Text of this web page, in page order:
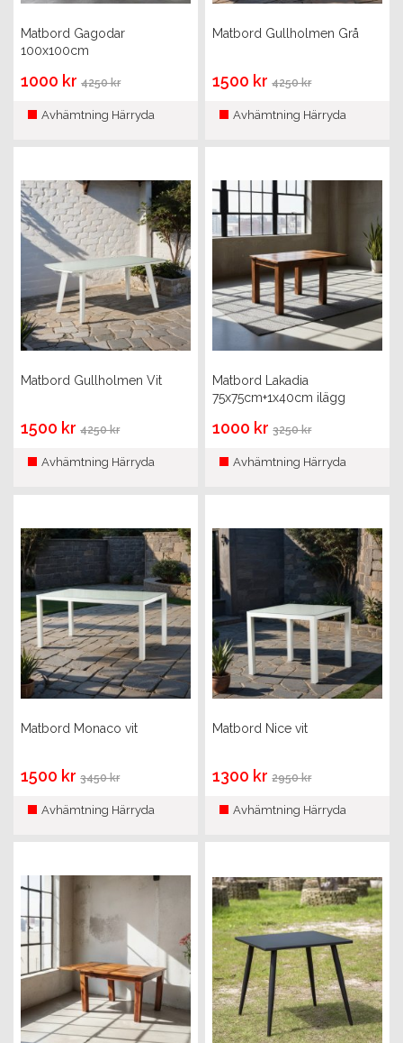
Matbord Gagodar
100x100cm
1000 kr4250 kr
Avhämtning Härryda
Matbord Gullholmen Grå
1500 kr4250 kr
Avhämtning Härryda
Matbord Gullholmen Vit
1500 kr4250 kr
Avhämtning Härryda
Matbord Lakadia
75x75cm+1x40cm ilägg
1000 kr3250 kr
Avhämtning Härryda
Matbord Monaco vit
1500 kr3450 kr
Avhämtning Härryda
Matbord Nice vit
1300 kr2950 kr
Avhämtning Härryda